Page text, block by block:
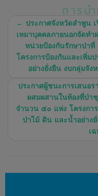
การน
← ประกาศจังหวัดลำพูน
เหมาบุคคลภายนอกจัดท
หน่วยป้องกันรักษาป่า
โครงการป้องกันและเพิ่
อย่างยั่งยืน งบกลุ่มจัง
ประกาศผู้ชนะการเสนอ
ผสมผสานในท้องที่ป่า
จำนวน ๕๐ แห่ง โครงกา
ป่าไม้ ดิน และน้ำอย่าง
เ